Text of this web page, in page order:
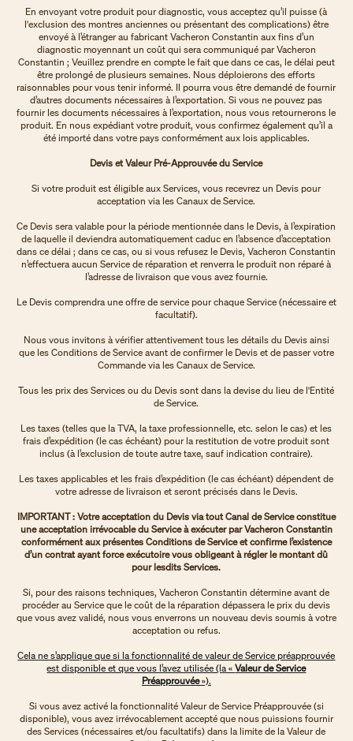
En envoyant votre produit pour diagnostic, vous acceptez qu’il puisse (à
l'exclusion des montres anciennes ou présentant des complications) être
envoyé à l’étranger au fabricant Vacheron Constantin aux fins d’un
diagnostic moyennant un coût qui sera communiqué par Vacheron
Constantin ; Veuillez prendre en compte le fait que dans ce cas, le délai peut
être prolongé de plusieurs semaines. Nous déploierons des efforts
raisonnables pour vous tenir informé. Il pourra vous être demandé de fournir
d’autres documents nécessaires à l’exportation. Si vous ne pouvez pas
fournir les documents nécessaires à l’exportation, nous vous retournerons le
produit. En nous expédiant votre produit, vous confirmez également qu’il a
été importé dans votre pays conformément aux lois applicables.
Devis et Valeur Pré-Approuvée du Service
Si votre produit est éligible aux Services, vous recevrez un Devis pour
acceptation via les Canaux de Service.
Ce Devis sera valable pour la période mentionnée dans le Devis, à l’expiration
de laquelle il deviendra automatiquement caduc en l’absence d’acceptation
dans ce délai ; dans ce cas, ou si vous refusez le Devis, Vacheron Constantin
n’effectuera aucun Service de réparation et renverra le produit non réparé à
l’adresse de livraison que vous avez fournie.
Le Devis comprendra une offre de service pour chaque Service (nécessaire et
facultatif).
Nous vous invitons à vérifier attentivement tous les détails du Devis ainsi
que les Conditions de Service avant de confirmer le Devis et de passer votre
Commande via les Canaux de Service.
Tous les prix des Services ou du Devis sont dans la devise du lieu de l'Entité
de Service.
Les taxes (telles que la TVA, la taxe professionnelle, etc. selon le cas) et les
frais d’expédition (le cas échéant) pour la restitution de votre produit sont
inclus (à l’exclusion de toute autre taxe, sauf indication contraire).
Les taxes applicables et les frais d’expédition (le cas échéant) dépendent de
votre adresse de livraison et seront précisés dans le Devis.
IMPORTANT : Votre acceptation du Devis via tout Canal de Service constitue
une acceptation irrévocable du Service à exécuter par Vacheron Constantin
conformément aux présentes Conditions de Service et confirme l’existence
d’un contrat ayant force exécutoire vous obligeant à régler le montant dû
pour lesdits Services.
Si, pour des raisons techniques, Vacheron Constantin détermine avant de
procéder au Service que le coût de la réparation dépassera le prix du devis
que vous avez validé, nous vous enverrons un nouveau devis soumis à votre
acceptation ou refus.
Cela ne s’applique que si la fonctionnalité de valeur de Service préapprouvée
est disponible et que vous l’avez utilisée (la «Valeur de Service
Préapprouvée»).
Si vous avez activé la fonctionnalité Valeur de Service Préapprouvée (si
disponible), vous avez irrévocablement accepté que nous puissions fournir
des Services (nécessaires et/ou facultatifs) dans la limite de la Valeur de